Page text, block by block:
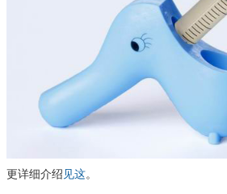
更详细介绍 见这。